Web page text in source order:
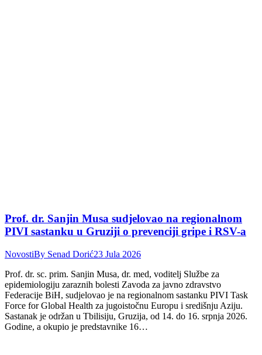
Prof. dr. Sanjin Musa sudjelovao na regionalnom
PIVI sastanku u Gruziji o prevenciji gripe i RSV-a
NovostiBy Senad Dorić23 Jula 2026
Prof. dr. sc. prim. Sanjin Musa, dr. med, voditelj Službe za
epidemiologiju zaraznih bolesti Zavoda za javno zdravstvo
Federacije BiH, sudjelovao je na regionalnom sastanku PIVI Task
Force for Global Health za jugoistočnu Europu i središnju Aziju.
Sastanak je održan u Tbilisiju, Gruzija, od 14. do 16. srpnja 2026.
Godine, a okupio je predstavnike 16…